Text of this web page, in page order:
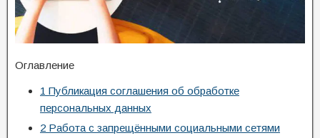
Оглавление
1 Публикация соглашения об обработке
персональных данных
2 Работа с запрещёнными социальными сетями